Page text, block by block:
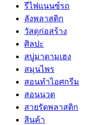
รีไฟแนนซ์รถ
ลังพลาสติก
วัสดุก่อสร้าง
ศิลปะ
สบู่มาดามเฮง
สมุนไพร
สอนทำไอศกรีม
สอนนวด
สายรัดพลาสติก
สินค้า